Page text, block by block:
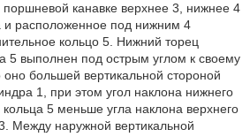
канавке верхнее 3, нижнее 4
и расположенное под нижним 4
кольцо 5. Нижний торец
5 выполнен под острым углом к своему
оно большей вертикальной стороной
1, при этом угол наклона нижнего
5 меньше угла наклона верхнего
Между наружной вертикальной